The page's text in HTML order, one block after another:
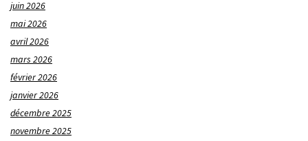
juin 2026
mai 2026
avril 2026
mars 2026
février 2026
janvier 2026
décembre 2025
novembre 2025